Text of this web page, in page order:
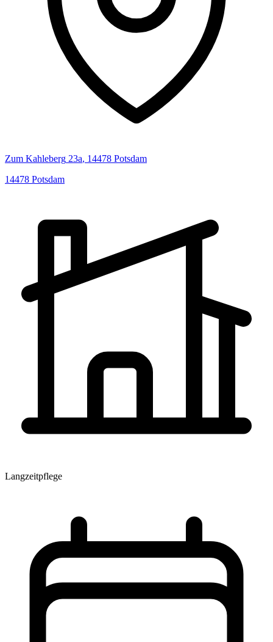
Zum Kahleberg 23a, 14478 Potsdam
14478 Potsdam
Langzeitpflege